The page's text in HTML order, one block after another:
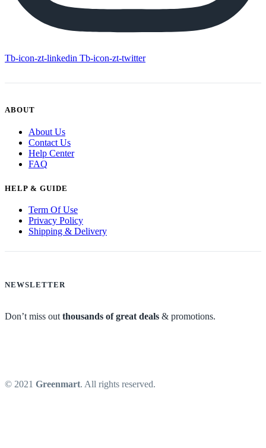
Tb-icon-zt-linkedin Tb-icon-zt-twitter
ABOUT
About Us
Contact Us
Help Center
FAQ
HELP & GUIDE
Term Of Use
Privacy Policy
Shipping & Delivery
NEWSLETTER
Don’t miss out thousands of great deals & promotions.
© 2021 Greenmart. All rights reserved.